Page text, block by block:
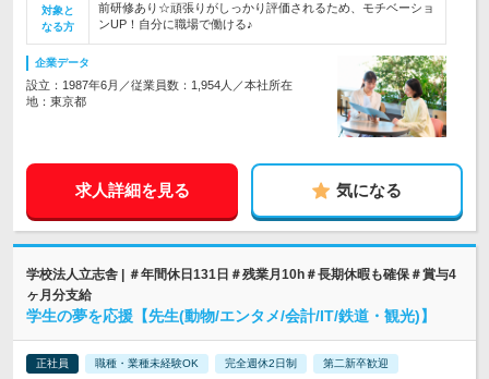
対象と
なる方
前研修あり☆頑張りがしっかり評価されるため、モチベーショ
ンUP！自分に職場で働ける♪
企業データ
設立：1987年6月／従業員数：1,954人／本社所在
地：東京都
求人詳細を見る 気になる
学校法人立志舎 | ＃年間休日131日＃残業月10h＃長期休暇も確保＃賞与4
ヶ月分支給
学生の夢を応援【先生(動物/エンタメ/会計/IT/鉄道・観光)】
正社員 職種・業種未経験OK 完全週休2日制 第二新卒歓迎